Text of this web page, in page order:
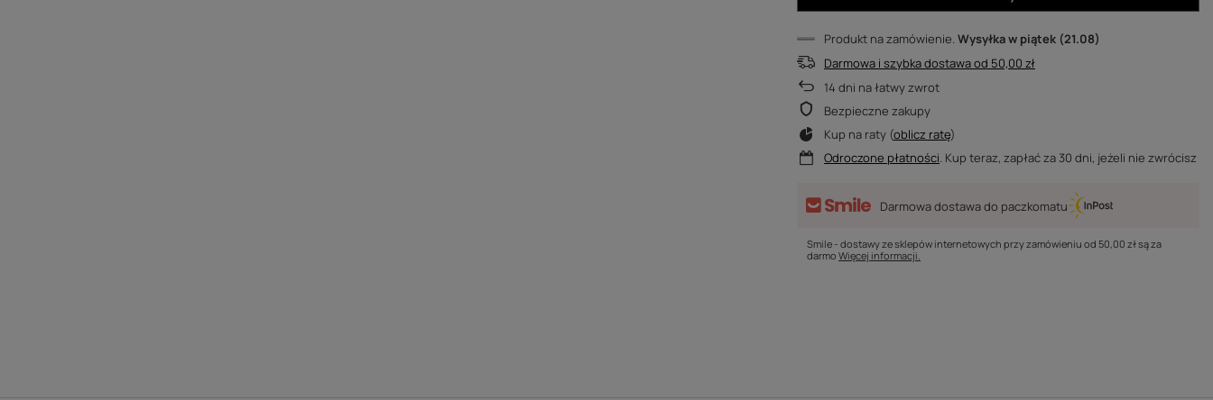
Produkt na zamówienie Wysyłkaw piątek (21.08)
Darmowa i szybka dostawaod 50,00 zł
14 dni na łatwy zwrot
Bezpieczne zakupy
Kup na raty (oblicz ratę)
Odroczone płatności. Kup teraz, zapłać za 30 dni, jeżeli nie zwrócisz
Darmowa dostawa do paczkomatu
Smile - dostawy ze sklepów internetowych przy zamówieniu od 50,00 złsą za
darmo Więcej informacji.